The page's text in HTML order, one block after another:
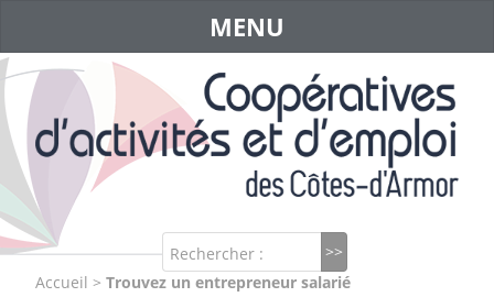
Rechercher :
MENU
Accueil > Trouvez un entrepreneur salarié